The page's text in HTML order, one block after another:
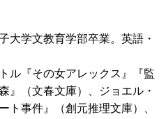
大学文教育学部卒業。英語・
ル『その女アレックス』『監
』（文春文庫）、ジョエル・
ト事件』（創元推理文庫）、